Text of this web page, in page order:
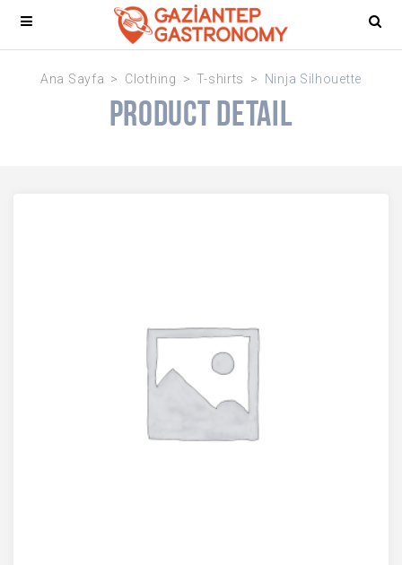
Ana Sayfa Clothing T-shirts Ninja Silhouette
Product Detail